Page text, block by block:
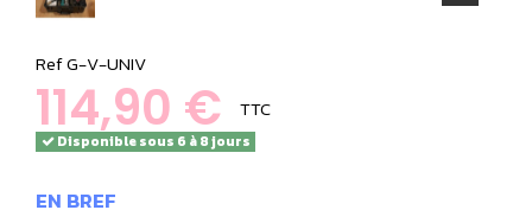
RefG-V-UNIV
114,90 € TTC
Disponible sous 6 à 8 jours
EN BREF